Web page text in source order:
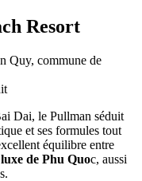
Resort
Quy, commune de
Dai, le Pullman séduit
et ses formules tout
équilibre entre
de Phu Quoc, aussi